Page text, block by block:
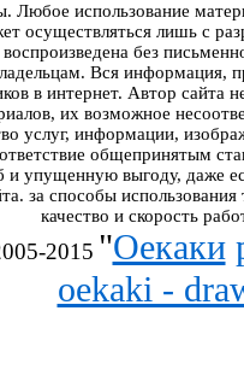
Любое использование
осуществляться лишь с
воспроизведена без
Вся информация,
в интернет. Автор сайта
их возможное
услуг, информации,
общепринятым
упущенную выгоду, даже
за способы
качество и скорость
2015 "Оекаки
oekaki -